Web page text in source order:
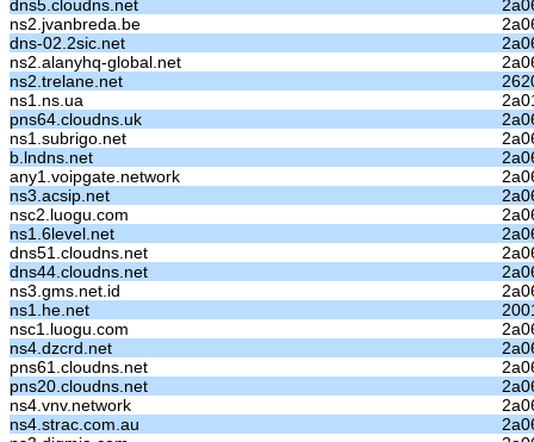
dns5.cloudns.net
ns2.jvanbreda.be
dns-02.2sic.net
ns2.alanyhq-global.net
ns2.trelane.net
ns1.ns.ua
pns64.cloudns.uk
ns1.subrigo.net
b.lndns.net
any1.voipgate.network
ns3.acsip.net
nsc2.luogu.com
ns1.6level.net
dns51.cloudns.net
dns44.cloudns.net
ns3.gms.net.id
ns1.he.net
nsc1.luogu.com
ns4.dzcrd.net
pns61.cloudns.net
pns20.cloudns.net
ns4.vnv.network
ns4.strac.com.au